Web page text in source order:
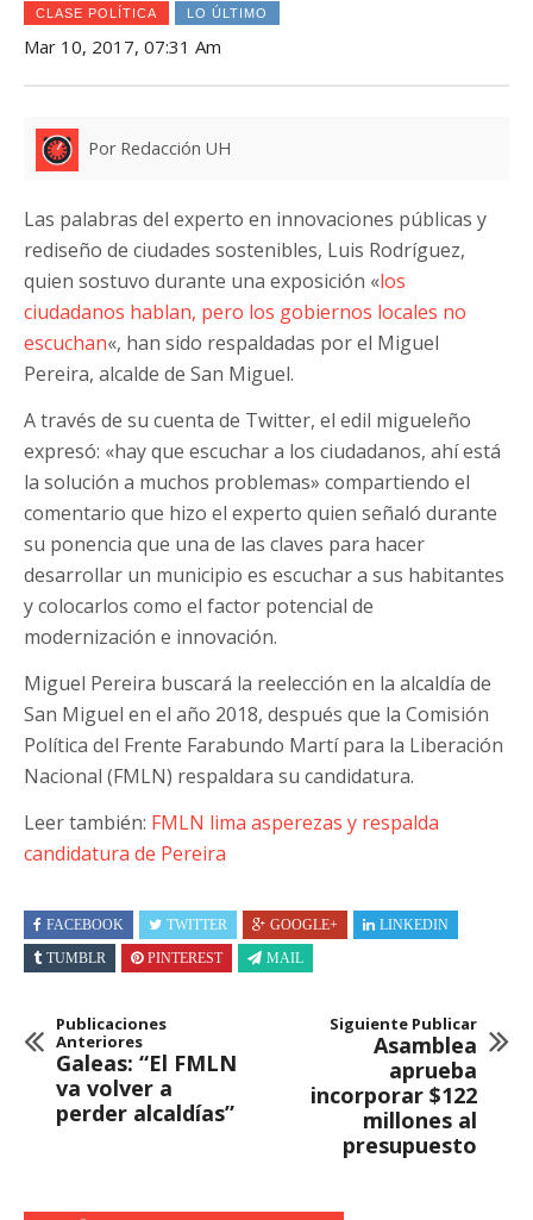
CLASE POLÍTICA LO ÚLTIMO
Mar 10, 2017, 07:31 Am
Por Redacción UH
Las palabras del experto en innovaciones públicas y
rediseño de ciudades sostenibles, Luis Rodríguez,
quien sostuvo durante una exposición «los
ciudadanos hablan, pero los gobiernos locales no
escuchan«, han sido respaldadas por el Miguel
Pereira, alcalde de San Miguel.
A través de su cuenta de Twitter, el edil migueleño
expresó: «hay que escuchar a los ciudadanos, ahí está
la solución a muchos problemas» compartiendo el
comentario que hizo el experto quien señaló durante
su ponencia que una de las claves para hacer
desarrollar un municipio es escuchar a sus habitantes
y colocarlos como el factor potencial de
modernización e innovación.
Miguel Pereira buscará la reelección en la alcaldía de
San Miguel en el año 2018, después que la Comisión
Política del Frente Farabundo Martí para la Liberación
Nacional (FMLN) respaldara su candidatura.
Leer también: FMLN lima asperezas y respalda
candidatura de Pereira
FACEBOOK TWITTER GOOGLE+
LINKEDIN
TUMBLR
PINTEREST MAIL
Publicaciones
Anteriores
Galeas: “El FMLN
va volver a
perder alcaldías”
Siguiente Publicar
Asamblea
aprueba
incorporar $122
millones al
presupuesto